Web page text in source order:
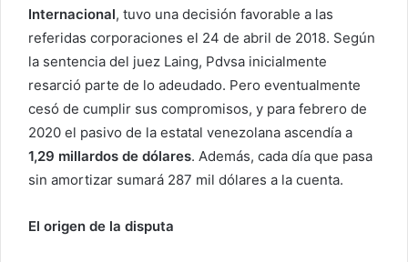
Internacional, tuvo una decisión favorable a las
referidas corporaciones el 24 de abril de 2018. Según
la sentencia del juez Laing, Pdvsa inicialmente
resarció parte de lo adeudado. Pero eventualmente
cesó de cumplir sus compromisos, y para febrero de
2020 el pasivo de la estatal venezolana ascendía a
1,29 millardos de dólares. Además, cada día que pasa
sin amortizar sumará 287 mil dólares a la cuenta.
El origen de la disputa